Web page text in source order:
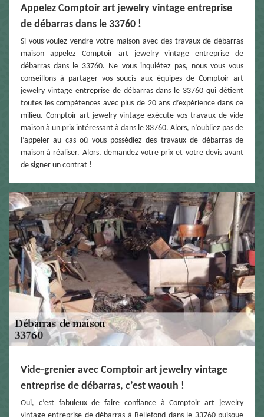
Appelez Comptoir art jewelry vintage entreprise
de débarras dans le 33760 !
Si vous voulez vendre votre maison avec des travaux de débarras
maison appelez Comptoir art jewelry vintage entreprise de
débarras dans le 33760. Ne vous inquiétez pas, nous vous vous
conseillons à partager vos soucis aux équipes de Comptoir art
jewelry vintage entreprise de débarras dans le 33760 qui détient
toutes les compétences avec plus de 20 ans d’expérience dans ce
milieu. Comptoir art jewelry vintage exécute vos travaux de vide
maison à un prix intéressant à dans le 33760. Alors, n’oubliez pas de
l’appeler au cas où vous possédiez des travaux de débarras de
maison à réaliser. Alors, demandez votre prix et votre devis avant
de signer un contrat !
Vide-grenier avec Comptoir art jewelry vintage
entreprise de débarras, c’est waouh !
Oui, c’est fabuleux de faire confiance à Comptoir art jewelry